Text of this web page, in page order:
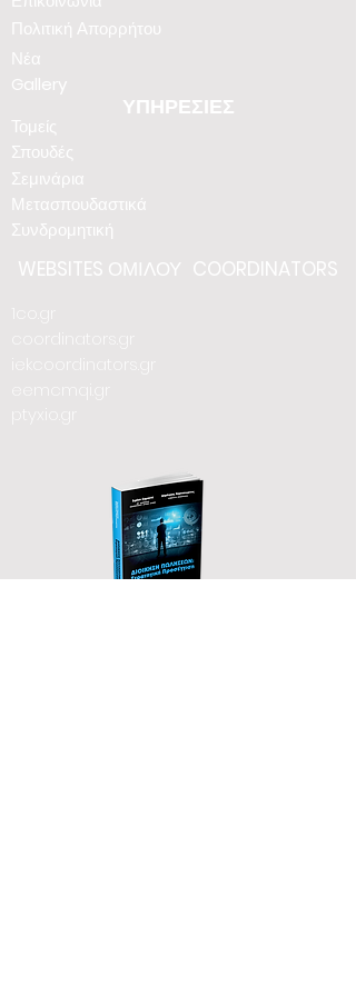
ΥΠΗΡΕΣΙΕΣ
WEBSITES ΟΜΙΛΟΥ COORDINATORS
Πολιτική Απορρήτου
Νέα
Gallery
Τομείς
Σπουδές
Σεμινάρια
Μετασπουδαστικά
Συνδρομητική
eemcmqi.gr